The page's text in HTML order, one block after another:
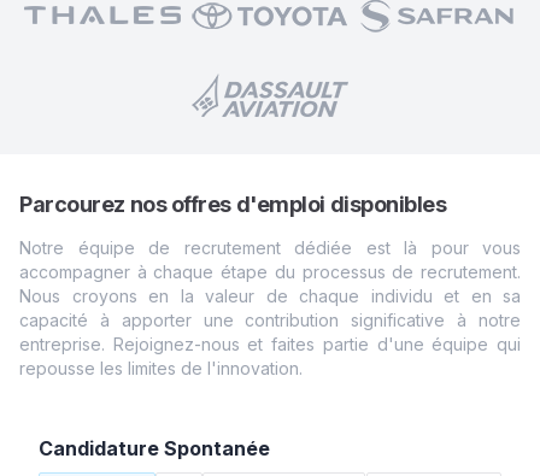
Parcourez nos offres d'emploi disponibles
Notre équipe de recrutement dédiée est là pour vous
accompagner à chaque étape du processus de recrutement.
Nous croyons en la valeur de chaque individu et en sa
capacité à apporter une contribution significative à notre
entreprise. Rejoignez-nous et faites partie d'une équipe qui
repousse les limites de l'innovation.
Candidature Spontanée